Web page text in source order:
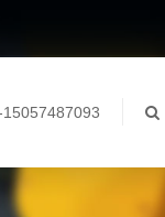
15057487093